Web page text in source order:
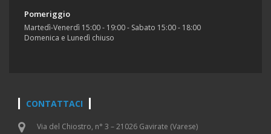
Pomeriggio
Martedì-Venerdì 15:00 - 19:00 - Sabato 15:00 - 18:00
Domenica e Lunedì chiuso
CONTATTACI
Via del Chiostro, n° 3 – 21026 Gavirate (Varese)